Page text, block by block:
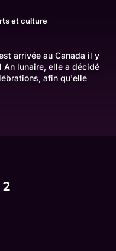
et culture
arrivée au Canada il y
An lunaire, elle a décidé
afin qu'elle